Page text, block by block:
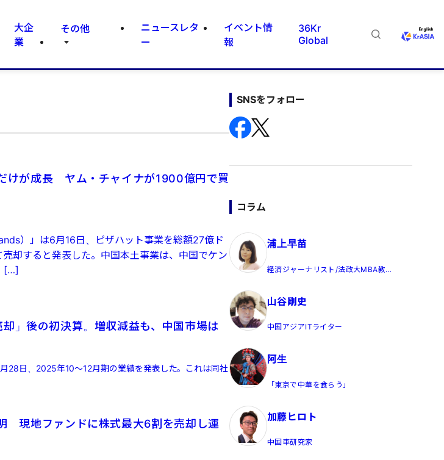
大企
業
その他
ニュースレタ
ー
イベント情
報
36Kr
Global
けが成長 ヤム・チャイナが1900億円で買
）」は6月16日、ピザハット事業を総額27億ド
却すると発表した。中国本土事業は、中国でケン
[…]
」後の初決算。増収減益も、中国市場は
28日、2025年10～12月期の業績を発表した。これは同社
現地ファンドに株式最大6割を売却し運
SNSをフォロー
コラム
浦上早苗
経済ジャーナリスト/法政大MBA教
山谷剛史
中国アジアITライター
阿生
「東京で中華を食らう」
加藤ヒロト
中国車研究家